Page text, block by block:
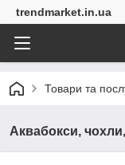
trendmarket.in.ua
Товари та
Аквабокси,